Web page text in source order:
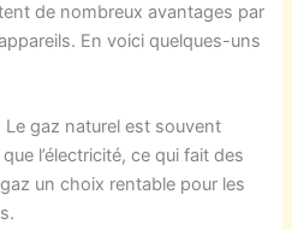
de nombreux avantages par
En voici quelques-uns
Le gaz naturel est souvent
l’électricité, ce qui fait des
un choix rentable pour les